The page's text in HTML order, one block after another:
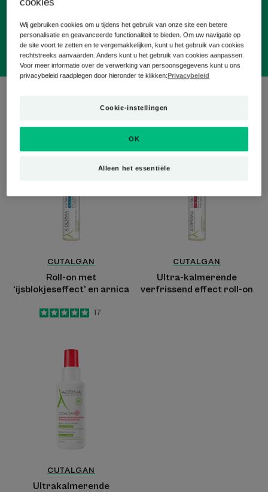
voor de verzwakte huid"
on
arnica
CUTALGAN
Roll-on met
‘ijsblokjeseffect’ en arnica
5
/5
17
kalmerende
on
CUTALGAN
Ultra-kalmerende
verfrissend effect roll-on
Ultrakalmerende
CUTALGAN
Ultrakalmerende
cookies
Wij gebruiken cookies om u tijdens het gebruik van onze site een betere
personalisatie en geavanceerde functionaliteit te bieden. Om uw navigatie op
de site voort te zetten en te vergemakkelijken, kunt u het gebruik van cookies
rechtstreeks aanvaarden. Anders kunt u het gebruik van cookies aanpassen.
Voor meer informatie over de verwerking van persoonsgegevens kunt u ons
privacybeleid raadplegen door hieronder te klikken:Privacybeleid
Cookie-instellingen
Alleen het essentiële
OK